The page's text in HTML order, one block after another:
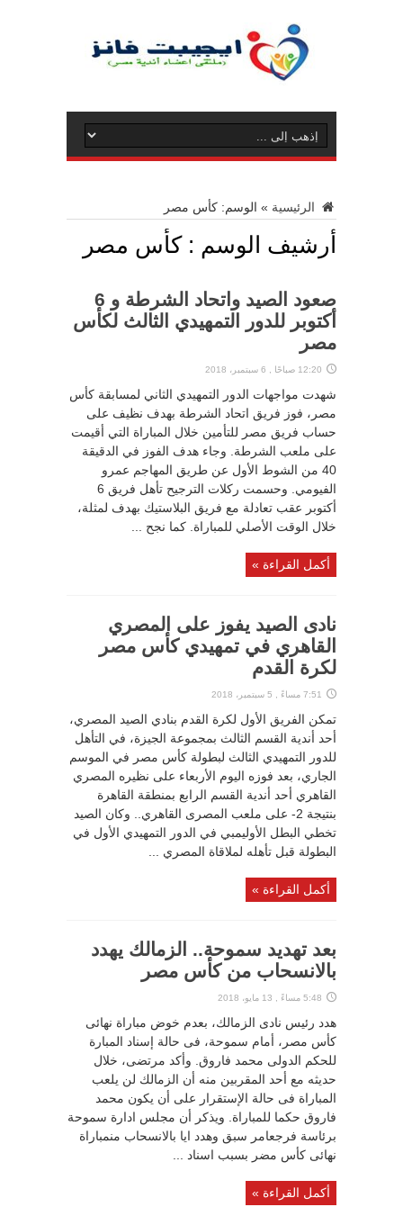
الرئيسية » الوسم: كأس مصر
أرشيف الوسم :كأس مصر
صعود الصيد واتحاد الشرطة و 6
أكتوبر للدور التمهيدي الثالث لكأس
مصر
12:20 صباحًا , 6 سبتمبر، 2018
شهدت مواجهات الدور التمهيدي الثاني لمسابقة كأس
مصر، فوز فريق اتحاد الشرطة بهدف نظيف على
حساب فريق مصر للتأمين خلال المباراة التي أقيمت
على ملعب الشرطة. وجاء هدف الفوز في الدقيقة
40 من الشوط الأول عن طريق المهاجم عمرو
الفيومي. وحسمت ركلات الترجيح تأهل فريق 6
أكتوبر عقب تعادلة مع فريق البلاستيك بهدف لمثلة،
خلال الوقت الأصلي للمباراة. كما نجح ...
أكمل القراءة »
نادى الصيد يفوز على المصري
القاهري في تمهيدي كأس مصر
لكرة القدم
7:51 مساءً , 5 سبتمبر، 2018
تمكن الفريق الأول لكرة القدم بنادي الصيد المصري،
أحد أندية القسم الثالث بمجموعة الجيزة، في التأهل
للدور التمهيدي الثالث لبطولة كأس مصر في الموسم
الجاري، بعد فوزه اليوم الأربعاء على نظيره المصري
القاهري أحد أندية القسم الرابع بمنطقة القاهرة
بنتيجة 2- على ملعب المصرى القاهري.. وكان الصيد
تخطي البطل الأوليمبي في الدور التمهيدي الأول في
البطولة قبل تأهله لملاقاة المصري ...
أكمل القراءة »
بعد تهديد سموحة.. الزمالك يهدد
بالانسحاب من كأس مصر
5:48 مساءً , 13 مايو، 2018
هدد رئيس نادى الزمالك، بعدم خوض مباراة نهائى
كأس مصر، أمام سموحة، فى حالة إسناد المبارة
للحكم الدولى محمد فاروق. وأكد مرتضى، خلال
حديثه مع أحد المقربين منه أن الزمالك لن يلعب
المباراة فى حالة الإستقرار على أن يكون محمد
فاروق حكما للمباراة. ويذكر أن مجلس ادارة سموحة
برئاسة فرجعامر سبق وهدد ايا بالانسحاب منمباراة
نهائى كأس مضر بسبب اسناد ...
أكمل القراءة »